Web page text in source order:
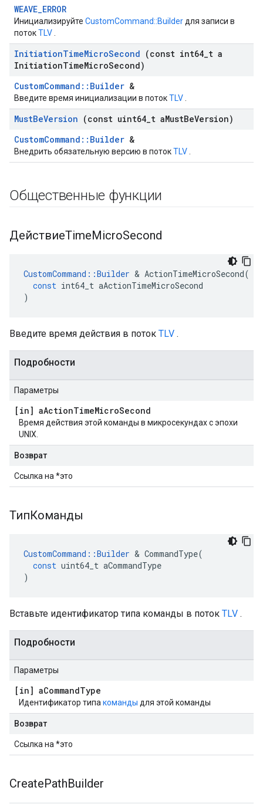
WEAVE_ERROR
Инициализируйте CustomCommand::Builder для записи в
потокTLV
InitiationTimeMicroSecond (const int64 t a
InitiationTimeMicroSecond)
CustomCommand::Builder &
Введите время инициализации в потокTLV
MustBeVersion (const uint64 t aMustBeVersion)
CustomCommand::Builder &
Внедрить обязательную версию в потокTLV
Общественные функции
ДействиеTimeMicroSecond
CustomCommand ::Builder & ActionTimeMicroSecond(
const int64_t aActionTimeMicroSecond
)
Введите время действия в поток TLV .
Подробности
Параметры
[in] aActionTimeMicroSecond
Время действия этой команды в микросекундах с эпохи
UNIX.
Возврат
Ссылка на *это
ТипКоманды
CustomCommand ::Builder & CommandType(
const uint64_t aCommandType
)
Вставьте идентификатор типа команды в поток TLV .
Подробности
Параметры
[in] aCommandType
Идентификатор типа команды для этой команды
Возврат
Ссылка на *это
CreatePathBuilder